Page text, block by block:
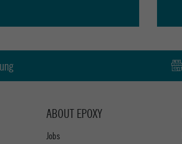
ABOUT EPOXY
Jobs